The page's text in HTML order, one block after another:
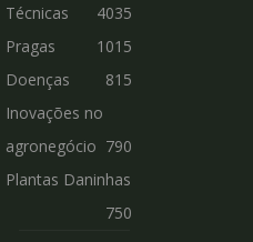
Técnicas
4035
Pragas
1015
Doenças
815
Inovações no
agronegócio 790
Plantas Daninhas
750